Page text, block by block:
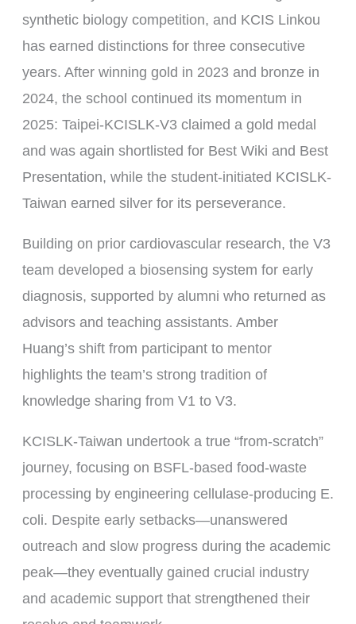
synthetic biology competition, and KCIS Linkou
has earned distinctions for three consecutive
years. After winning gold in 2023 and bronze in
2024, the school continued its momentum in
2025: Taipei-KCISLK-V3 claimed a gold medal
and was again shortlisted for Best Wiki and Best
Presentation, while the student-initiated KCISLK-
Taiwan earned silver for its perseverance.
Building on prior cardiovascular research, the V3
team developed a biosensing system for early
diagnosis, supported by alumni who returned as
advisors and teaching assistants. Amber
Huang’s shift from participant to mentor
highlights the team’s strong tradition of
knowledge sharing from V1 to V3.
KCISLK-Taiwan undertook a true “from-scratch”
journey, focusing on BSFL-based food-waste
processing by engineering cellulase-producing E.
coli. Despite early setbacks—unanswered
outreach and slow progress during the academic
peak—they eventually gained crucial industry
and academic support that strengthened their